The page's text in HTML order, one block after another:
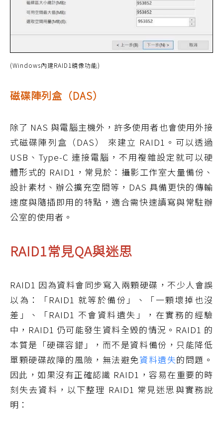
(Windows內建RAID1鏡像功能)
磁碟陣列盒（DAS）
除了 NAS 與電腦主機外，許多使用者也會使用外接
式磁碟陣列盒（DAS） 來建立 RAID1。可以透過
USB、Type-C 連接電腦，不用複雜設定就可以硬
體形式的 RAID1，常見於：攝影工作室大量備份、
設計素材、辦公擴充空間等，DAS 具備更快的傳輸
速度與隨插即用的特點，適合需快速讀寫與常駐辦
公室的使用者。
RAID1常見QA與迷思
RAID1 因為資料會同步寫入兩顆硬碟，不少人會誤
以為：「RAID1 就等於備份」、「一顆壞掉也沒
差」、「RAID1 不會資料遺失」，在實務的經驗
中，RAID1 仍可能發生資料全毀的情況。RAID1 的
本質是「硬碟容錯」，而不是資料備份，只能降低
單顆硬碟故障的風險，無法避免資料遺失的問題。
因此，如果沒有正確認識 RAID1，容易在重要的時
刻失去資料，以下整理 RAID1 常見迷思與實務說
明：